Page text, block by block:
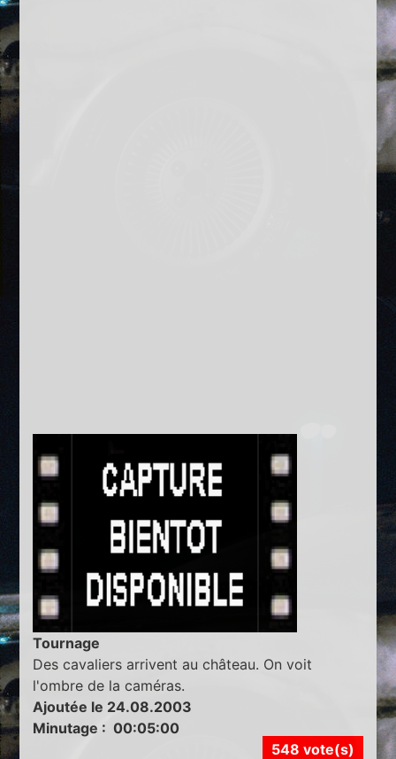
Tournage
Des cavaliers arrivent au château. On voit
l'ombre de la caméras.
Ajoutée le 24.08.2003
Minutage : 00:05:00
548 vote(s)